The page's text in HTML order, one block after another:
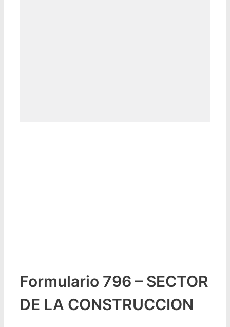
Formulario 796 – SECTOR
DE LA CONSTRUCCION